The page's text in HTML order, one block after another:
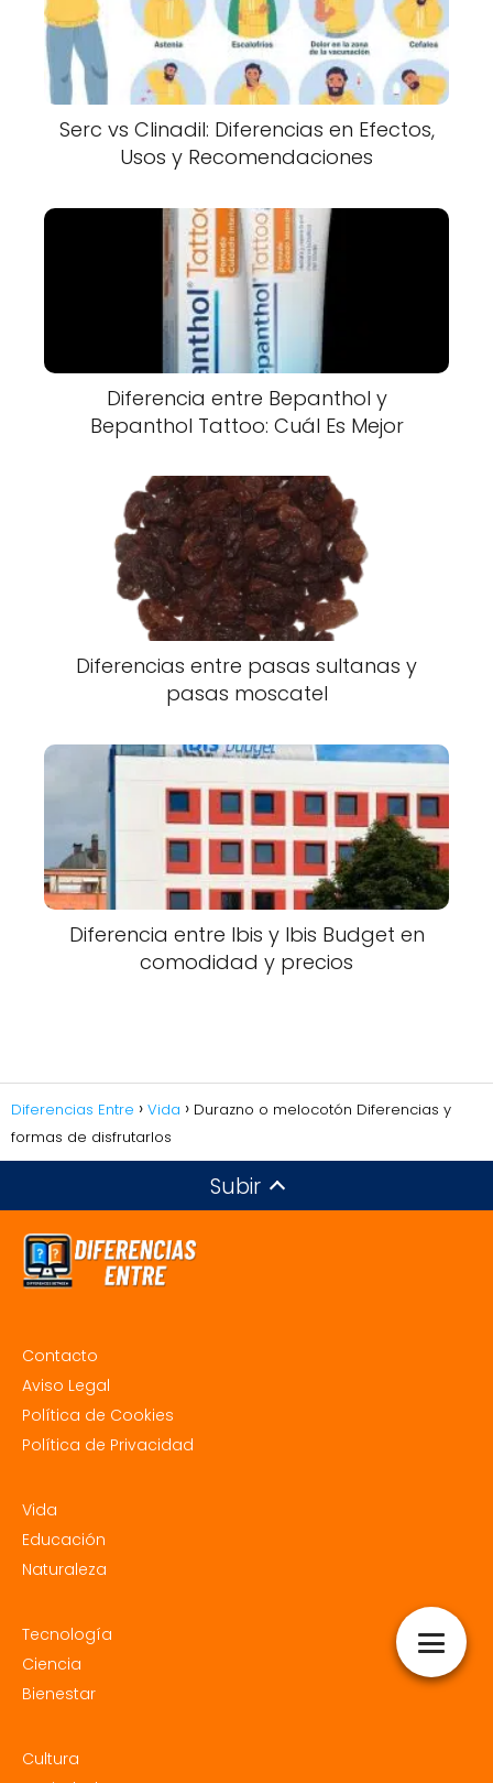
Serc vs Clinadil: Diferencias en Efectos,
Usos y Recomendaciones
Diferencia entre Bepanthol y
Bepanthol Tattoo: Cuál Es Mejor
Diferencias entre pasas sultanas y
pasas moscatel
Diferencia entre Ibis y Ibis Budget en
comodidad y precios
Diferencias Entre Vida
Durazno o melocotón Diferencias y
formas de disfrutarlos
Subir
Contacto
Aviso Legal
Política de Cookies
Política de Privacidad
Vida
Educación
Naturaleza
Tecnología
Ciencia
Bienestar
Cultura